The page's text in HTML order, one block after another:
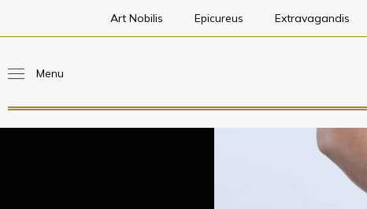
Art Nobilis Epicureus Extravagandis
Menu